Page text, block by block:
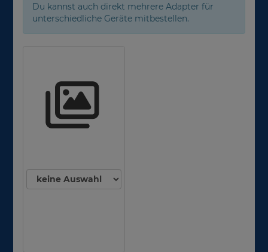
Du kannst auch direkt mehrere Adapter für
unterschiedliche Geräte mitbestellen.